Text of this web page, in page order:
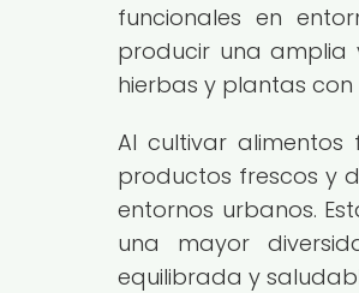
funcionales en
producir una amplia
hierbas y plantas
Al cultivar alimentos
productos frescos y
entornos urbanos.
una mayor
equilibrada y